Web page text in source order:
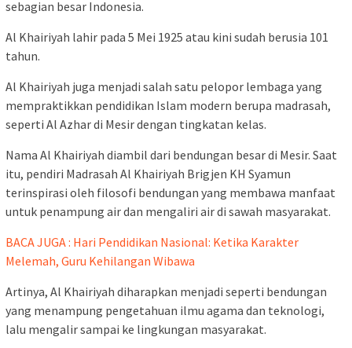
sebagian besar Indonesia.
Al Khairiyah lahir pada 5 Mei 1925 atau kini sudah berusia 101
tahun.
Al Khairiyah juga menjadi salah satu pelopor lembaga yang
mempraktikkan pendidikan Islam modern berupa madrasah,
seperti Al Azhar di Mesir dengan tingkatan kelas.
Nama Al Khairiyah diambil dari bendungan besar di Mesir. Saat
itu, pendiri Madrasah Al Khairiyah Brigjen KH Syamun
terinspirasi oleh filosofi bendungan yang membawa manfaat
untuk penampung air dan mengaliri air di sawah masyarakat.
BACA JUGA : Hari Pendidikan Nasional: Ketika Karakter
Melemah, Guru Kehilangan Wibawa
Artinya, Al Khairiyah diharapkan menjadi seperti bendungan
yang menampung pengetahuan ilmu agama dan teknologi,
lalu mengalir sampai ke lingkungan masyarakat.